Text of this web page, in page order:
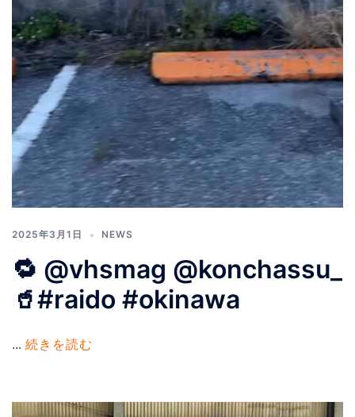
2025年3月1日 NEWS
🔁 @vhsmag @konchassu_
🥤#raido #okinawa
... 続きを読む